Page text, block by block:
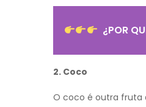
¿POR
2. Coco
O coco é outra fruta